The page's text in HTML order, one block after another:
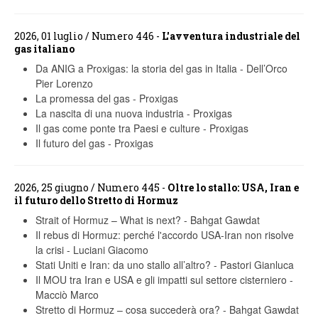
2026, 01 luglio / Numero 446 - L'avventura industriale del
gas italiano
Da ANIG a Proxigas: la storia del gas in Italia - Dell’Orco
Pier Lorenzo
La promessa del gas - Proxigas
La nascita di una nuova industria - Proxigas
Il gas come ponte tra Paesi e culture - Proxigas
Il futuro del gas - Proxigas
2026, 25 giugno / Numero 445 - Oltre lo stallo: USA, Iran e
il futuro dello Stretto di Hormuz
Strait of Hormuz – What is next? - Bahgat Gawdat
Il rebus di Hormuz: perché l'accordo USA-Iran non risolve
la crisi - Luciani Giacomo
Stati Uniti e Iran: da uno stallo all’altro? - Pastori Gianluca
Il MOU tra Iran e USA e gli impatti sul settore cisterniero -
Macciò Marco
Stretto di Hormuz – cosa succederà ora? - Bahgat Gawdat